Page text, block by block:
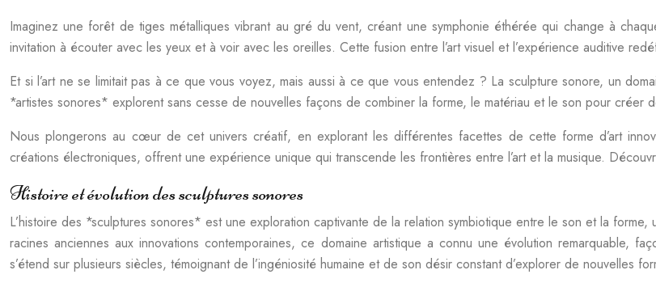
Imaginez une forêt de tiges métalliques vibrant au gré du vent, créant une symphonie éthérée qui change à
invitation à écouter avec les yeux et à voir avec les oreilles. Cette fusion entre l’art visuel et l’expérience auditive
Et si l’art ne se limitait pas à ce que vous voyez, mais aussi à ce que vous entendez ? La sculpture sonore, un
*artistes sonores* explorent sans cesse de nouvelles façons de combiner la forme, le matériau et le son pour créer
Nous plongerons au cœur de cet univers créatif, en explorant les différentes facettes de cette forme d’art
créations électroniques, offrent une expérience unique qui transcende les frontières entre l’art et la musique.
Histoire et évolution des sculptures sonores
L’histoire des *sculptures sonores* est une exploration captivante de la relation symbiotique entre le son et la
racines anciennes aux innovations contemporaines, ce domaine artistique a connu une évolution remarquable,
s’étend sur plusieurs siècles, témoignant de l’ingéniosité humaine et de son désir constant d’explorer de nouvelles